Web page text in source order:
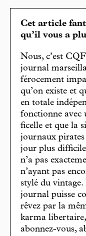
Cet article
qu’il vous a
Nous, c’est
journal
férocement
qu’on existe et
en totale
fonctionne avec
ficelle et que la
journaux pirates
jour plus
n’a pas
n’ayant pas
stylé du vintage.
journal puisse
rêvez par la
karma
abonnez-vous,